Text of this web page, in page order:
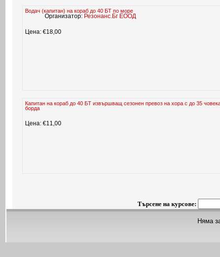
Водач (капитан) на кораб до 40 БТ по море
Организатор: Резонанс.Бг ЕООД
Цена: €18,00
Капитан на кораб до 40 БТ извършващ сезонен превоз на хора с до 35
борда
Цена: €11,00
Търсене на курсове:
Няма